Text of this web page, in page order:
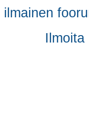
ilmainen